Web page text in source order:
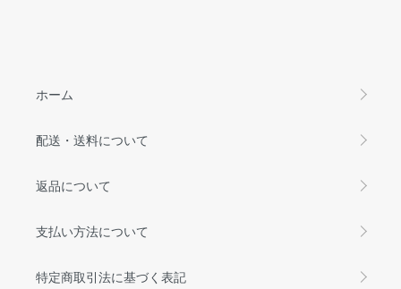
ホーム
配送・送料について
返品について
支払い方法について
特定商取引法に基づく表記